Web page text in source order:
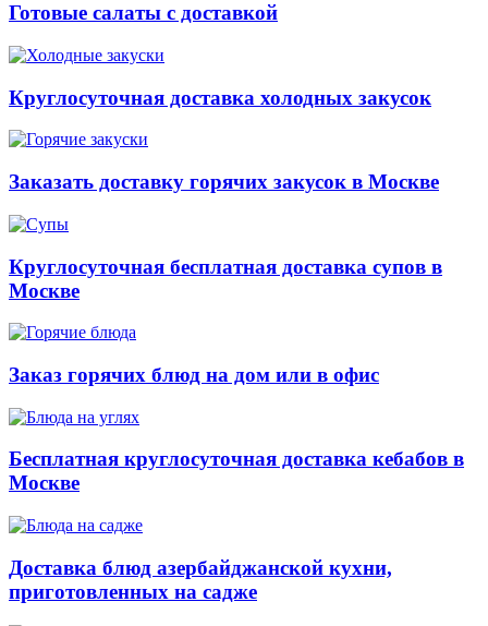
Готовые салаты с доставкой
Круглосуточная доставка холодных закусок
Заказать доставку горячих закусок в Москве
Круглосуточная бесплатная доставка супов в
Москве
Заказ горячих блюд на дом или в офис
Бесплатная круглосуточная доставка кебабов в
Москве
Доставка блюд азербайджанской кухни,
приготовленных на садже